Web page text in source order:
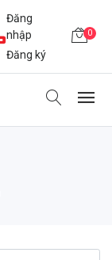
Đăng
nhập
Đăng ký
0